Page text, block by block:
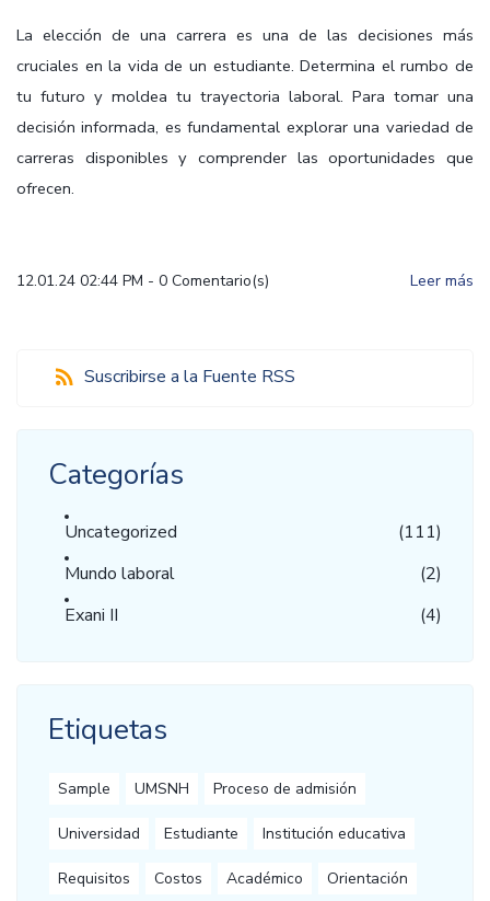
La elección de una carrera es una de las decisiones más
cruciales en la vida de un estudiante. Determina el rumbo de
tu futuro y moldea tu trayectoria laboral. Para tomar una
decisión informada, es fundamental explorar una variedad de
carreras disponibles y comprender las oportunidades que
ofrecen.
12.01.24 02:44 PM - 0 Comentario(s) Leer más
Suscribirse a la Fuente RSS
Categorías
Uncategorized
(111)
Mundo laboral
(2)
Exani II
(4)
Etiquetas
Sample UMSNH Proceso de admisión
Universidad Estudiante Institución educativa
Requisitos Costos Académico Orientación